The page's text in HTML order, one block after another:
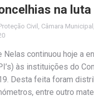
na
Civil Câmara Municipal
Nelas continuou hoje a
às instituições do
Desta feita foram
entre outro